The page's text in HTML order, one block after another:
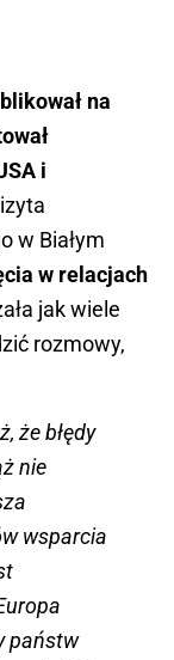
na
i
w Białym
w relacjach
jak wiele
rozmowy,
że błędy
nie
wsparcia
państw